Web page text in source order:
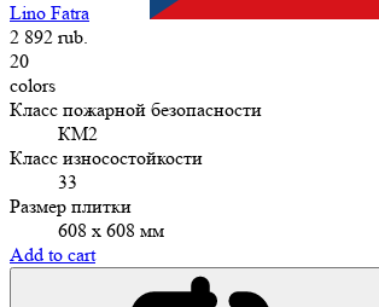
Lino Fatra
2 892 rub.
20
colors
Класс пожарной безопасности
КМ2
Класс износостойкости
33
Размер плитки
608 х 608 мм
Add to cart